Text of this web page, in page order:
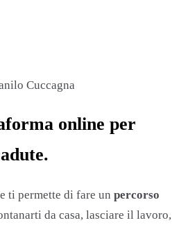
Cuccagna
online per
ti permette di fare un percorso
da casa, lasciare il lavoro,